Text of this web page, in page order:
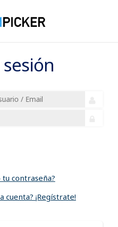
tu contraseña?
cuenta? ¡Regístrate!